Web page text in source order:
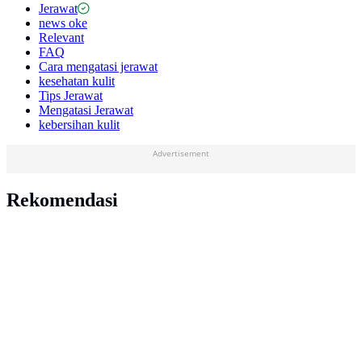
Jerawat
news oke
Relevant
FAQ
Cara mengatasi jerawat
kesehatan kulit
Tips Jerawat
Mengatasi Jerawat
kebersihan kulit
Advertisement
Rekomendasi